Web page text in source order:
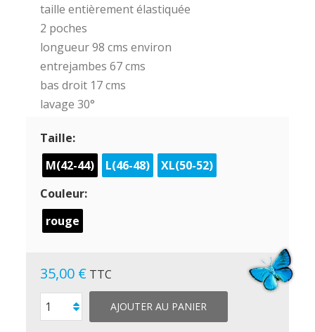
taille entièrement élastiquée
2 poches
longueur 98 cms environ
entrejambes 67 cms
bas droit 17 cms
lavage 30°
Taille:
M(42-44)
L(46-48)
XL(50-52)
Couleur:
rouge
35,00 € TTC
AJOUTER AU PANIER